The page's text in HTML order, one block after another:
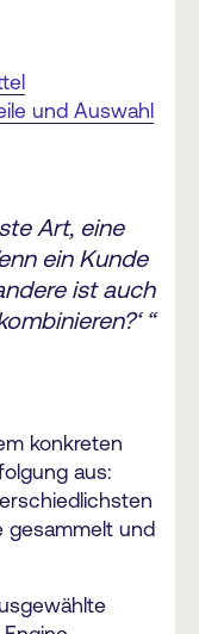
und Auswahl
Art, eine
ein Kunde
ist auch
“
konkreten
aus:
gesammelt und